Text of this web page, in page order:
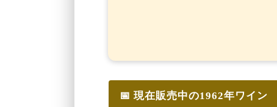
📅 現在販売中の1962年ワイン